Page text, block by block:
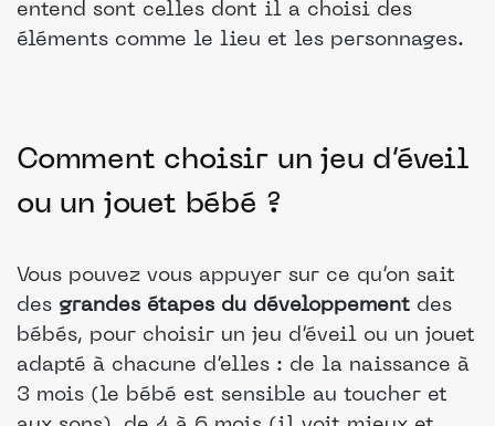
entend sont celles dont il a choisi des
éléments comme le lieu et les personnages.
Comment choisir un jeu d’éveil
ou un jouet bébé ?
Vous pouvez vous appuyer sur ce qu’on sait
des grandes étapes du développement des
bébés, pour choisir un jeu d’éveil ou un jouet
adapté à chacune d’elles : de la naissance à
3 mois (le bébé est sensible au toucher et